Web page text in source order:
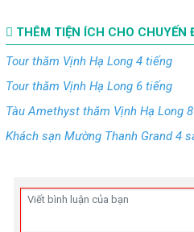
THÊM TIỆN ÍCH CHO CHUYẾN
Tour thăm Vịnh Hạ Long 4 tiếng
Tour thăm Vịnh Hạ Long 6 tiếng
Tàu Amethyst thăm Vịnh Hạ Long
Khách sạn Mường Thanh Grand 4